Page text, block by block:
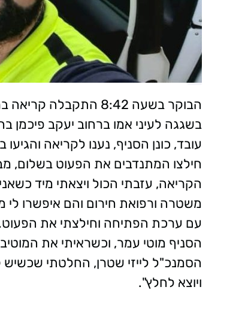
הבוקר בשעה 8:42
בשגגה לעיני אמו ברחוב יעקב פיכמן
עובד, כונן הסניף, נענו לקריאה
חילצו המתנדבים את הפעוט בשלום,
הקריאה, עזבתי הכול ויצאתי מיד
משטרה ורפואת חירום והם איפשרו
עם ערכת הפתיחה וחילצתי את
הסניף מוטי עמר, וכשראיתי את
הסמנכ"ל לייזי שטרן, החלטתי שכשיש
ויוצא לחלץ".